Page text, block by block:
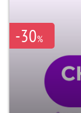
-30%